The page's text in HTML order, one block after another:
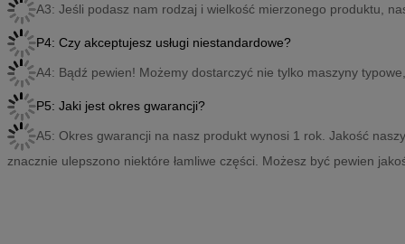
A3: Jeśli podasz nam rodzaj i wielkość mierzonego produktu,
P4: Czy akceptujesz usługi niestandardowe?
A4: Bądź pewien! Możemy dostarczyć nie tylko maszyny
P5: Jaki jest okres gwarancji?
A5: Okres gwarancji na nasz produkt wynosi 1 rok. Jakość
znacznie ulepszono niektóre łamliwe części. Możesz być pewien